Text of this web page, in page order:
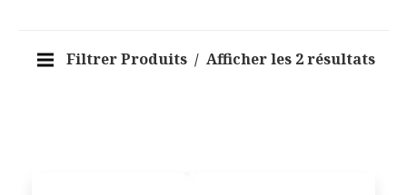
Filtrer Produits Afficher les 2 résultats